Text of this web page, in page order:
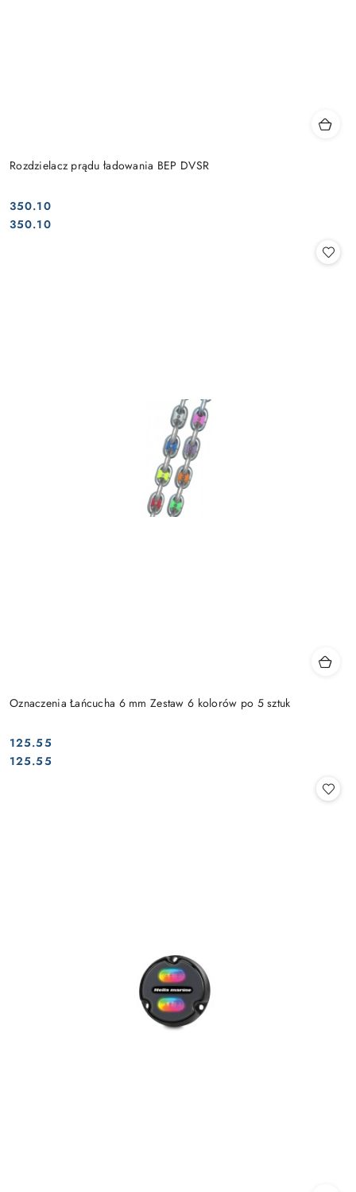
Rozdzielacz prądu ładowania BEP DVSR
Cena:
350.10
Cena:
350.10
Oznaczenia Łańcucha 6 mm Zestaw 6 kolorów po 5 sztuk
Cena:
125.55
Cena:
125.55